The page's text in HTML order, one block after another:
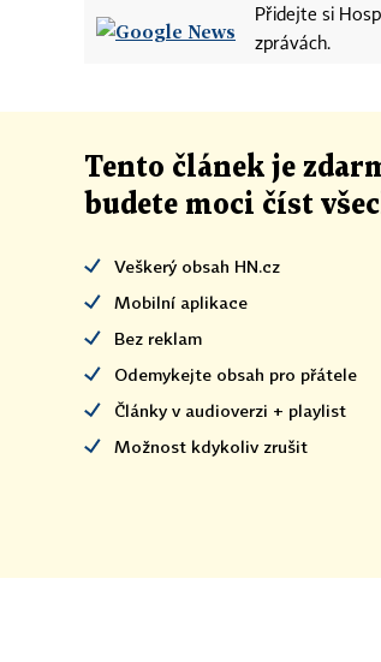
Přidejte si
zprávách.
Tento článek je
budete moci číst
Veškerý obsah HN.cz
Mobilní aplikace
Bez reklam
Odemykejte obsah pro přátele
Články v audioverzi + playlist
Možnost kdykoliv zrušit